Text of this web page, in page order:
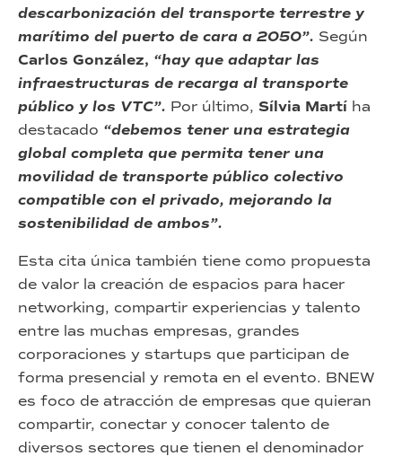
descarbonización del transporte terrestre y
marítimo del puerto de cara a 2050”. Según
Carlos González, “hay que adaptar las
infraestructuras de recarga al transporte
público y los VTC”. Por último, Sílvia Martí ha
destacado “debemos tener una estrategia
global completa que permita tener una
movilidad de transporte público colectivo
compatible con el privado, mejorando la
sostenibilidad de ambos”.
Esta cita única también tiene como propuesta
de valor la creación de espacios para hacer
networking, compartir experiencias y talento
entre las muchas empresas, grandes
corporaciones y startups que participan de
forma presencial y remota en el evento. BNEW
es foco de atracción de empresas que quieran
compartir, conectar y conocer talento de
diversos sectores que tienen el denominador